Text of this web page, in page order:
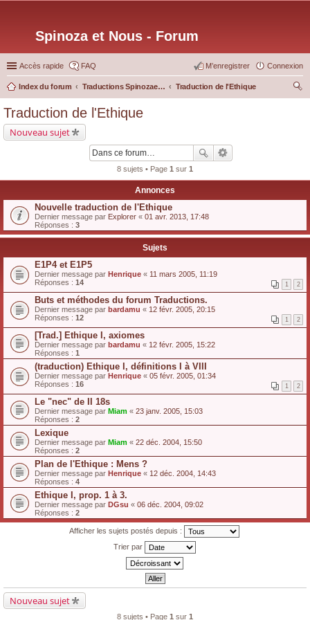
Spinoza et Nous - Forum
Accès rapide FAQ Connexion
M’enregistrer
Index du forum Traductions Spinozaetnous.org
Traduction de l'Ethique
Traduction de l'Ethique
Nouveau sujet
8 sujets • Page 1 sur 1
Annonces
Nouvelle traduction de l'Ethique
Dernier message par Explorer « 01 avr. 2013, 17:48
Réponses : 3
Sujets
E1P4 et E1P5
Dernier message par Henrique « 11 mars 2005, 11:19
Réponses : 14 1 2
Buts et méthodes du forum Traductions.
Dernier message par bardamu « 12 févr. 2005, 20:15
Réponses : 12 1 2
[Trad.] Ethique I, axiomes
Dernier message par bardamu « 12 févr. 2005, 15:22
Réponses : 1
(traduction) Ethique I, définitions I à VIII
Dernier message par Henrique « 05 févr. 2005, 01:34
Réponses : 16 1 2
Le "nec" de II 18s
Dernier message par Miam « 23 janv. 2005, 15:03
Réponses : 2
Lexique
Dernier message par Miam « 22 déc. 2004, 15:50
Réponses : 2
Plan de l'Ethique : Mens ?
Dernier message par Henrique « 12 déc. 2004, 14:43
Réponses : 4
Ethique I, prop. 1 à 3.
Dernier message par DGsu « 06 déc. 2004, 09:02
Réponses : 2
Afficher les sujets postés depuis :
Trier par
Nouveau sujet
8 sujets • Page 1 sur 1